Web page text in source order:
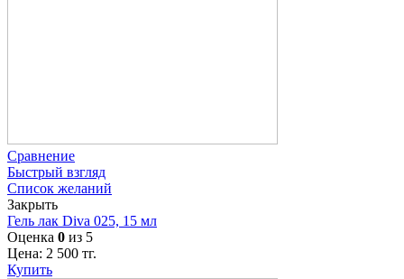
Сравнение
Быстрый взгляд
Список желаний
Закрыть
Гель лак Diva 025, 15 мл
Оценка 0 из 5
Цена: 2 500 тг.
Купить